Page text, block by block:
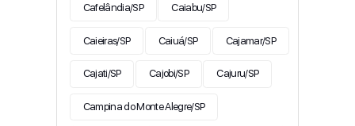
Cafelândia/SP Caiabu/SP
Caieiras/SP Caiuá/SP Cajamar/SP
Cajati/SP Cajobi/SP Cajuru/SP
Campina do Monte Alegre/SP